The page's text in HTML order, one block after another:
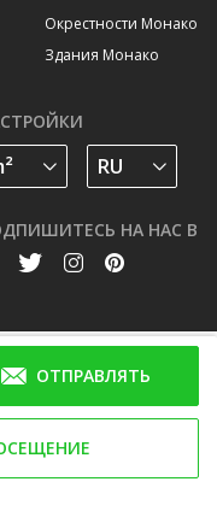
ОТПРАВЛЯТЬ
Окрестности Монако
Здания Монако
НА НАС В